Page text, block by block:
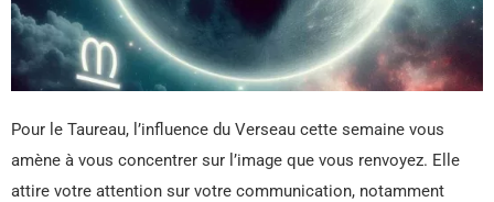
Pour le Taureau, l’influence du Verseau cette semaine vous
amène à vous concentrer sur l’image que vous renvoyez. Elle
attire votre attention sur votre communication, notamment